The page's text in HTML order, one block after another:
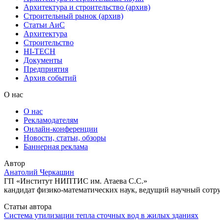
Архитектура и строительство (архив)
Строительный рынок (архив)
Статьи АиС
Архитектура
Строительство
HI-TECH
Документы
Предприятия
Архив событий
О нас
О нас
Рекламодателям
Онлайн-конференции
Новости, статьи, обзоры
Баннерная реклама
Автор
Анатолий Черкашин
ГП «Институт НИПТИС им. Атаева С.С.»
кандидат физико-математических наук, ведущий научный
Статьи автора
Система утилизации тепла сточных вод в жилых зданиях